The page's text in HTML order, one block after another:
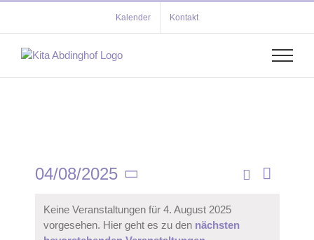
springen
Kalender Kontakt
Tag
04/08/2025
wählen.
Keine Veranstaltungen für 4. August 2025
vorgesehen. Hier geht es zu den nächsten